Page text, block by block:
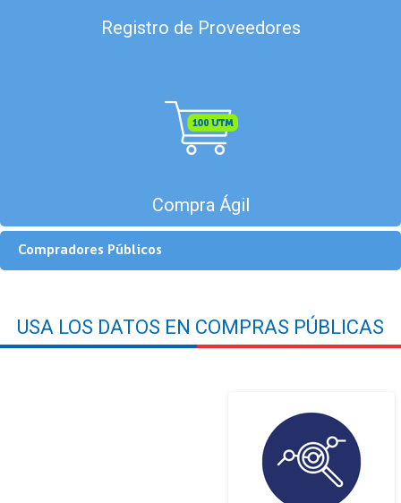
Registro de Proveedores
Compra Ágil
Compradores Públicos
USA LOS DATOS EN COMPRAS PÚBLICAS